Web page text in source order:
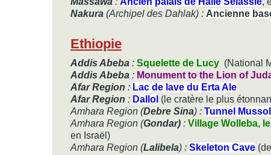
Nakura (Archipel des Dahlak) : Ancienne
Ethiopie
Addis Abeba : Squelette de Lucy
Addis Abeba : Monument to the Lion of
Afar Region : Lac de lave du Erta Ale
Afar Region : Dallol (le cratère le plus
Amhara Region (Debre Sina) : Tunnel
Amhara Region (Gondar) : Village Wolleba,
en Israël)
Amhara Region (Lalibela) : Skeleton Cave